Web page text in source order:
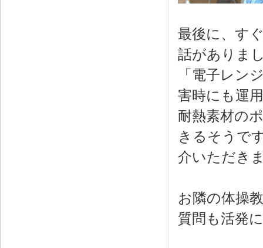
最後に、す
話がありま
「電子レン
害時にも運
耐熱素材の
きるそうで
介いただき
お隣の体操
質問も活発